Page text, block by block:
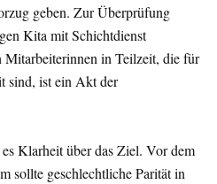
geben. Zur Überprüfung
Kita mit Schichtdienst
Mitarbeiterinnen in Teilzeit, die für
sind, ist ein Akt der
Klarheit über das Ziel. Vor dem
sollte geschlechtliche Parität in